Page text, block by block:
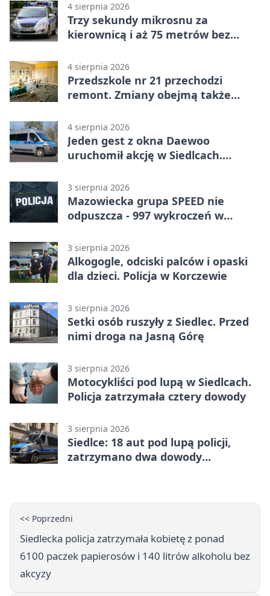
4 sierpnia 2026
Trzy sekundy mikrosnu za
kierownicą i aż 75 metrów bez
4 sierpnia 2026
Przedszkole nr 21 przechodzi
remont. Zmiany obejmą także
4 sierpnia 2026
Jeden gest z okna Daewoo
uruchomił akcję w Siedlcach.
3 sierpnia 2026
Mazowiecka grupa SPEED nie
odpuszcza - 997 wykroczeń w
3 sierpnia 2026
Alkogogle, odciski palców i opaski
dla dzieci. Policja w Korczewie
3 sierpnia 2026
Setki osób ruszyły z Siedlec. Przed
nimi droga na Jasną Górę
3 sierpnia 2026
Motocykliści pod lupą w Siedlcach.
Policja zatrzymała cztery dowody
3 sierpnia 2026
Siedlce: 18 aut pod lupą policji,
zatrzymano dwa dowody
<< Poprzedni
Siedlecka policja zatrzymała kobietę z ponad
6100 paczek papierosów i 140 litrów alkoholu bez
akcyzy